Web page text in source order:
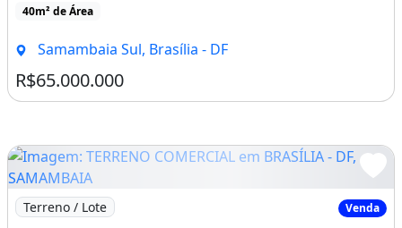
40m² de Área
Samambaia Sul, Brasília - DF
R$65.000.000
Imagem: TERRENO COMERCIAL em BRASÍLIA - DF,
Terreno / Lote Venda